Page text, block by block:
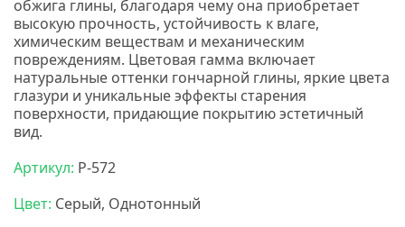
обжига глины, благодаря чему она приобретает
высокую прочность, устойчивость к влаге,
химическим веществам и механическим
повреждениям. Цветовая гамма включает
натуральные оттенки гончарной глины, яркие цвета
глазури и уникальные эффекты старения
поверхности, придающие покрытию эстетичный
вид.
Артикул: P-572
Цвет: Серый, Однотонный